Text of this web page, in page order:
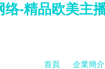
-精品欧美主
首頁 企業簡介